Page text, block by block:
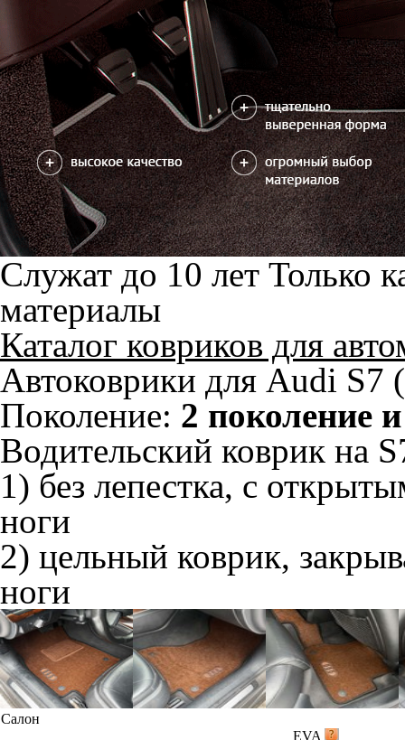
Служат до 10 лет Только
материалы
Каталог ковриков для
Автоковрики для Audi S7
Поколение: 2 поколение
Водительский коврик на
1) без лепестка, с
ноги
2) цельный коврик,
ноги
Салон
EVA